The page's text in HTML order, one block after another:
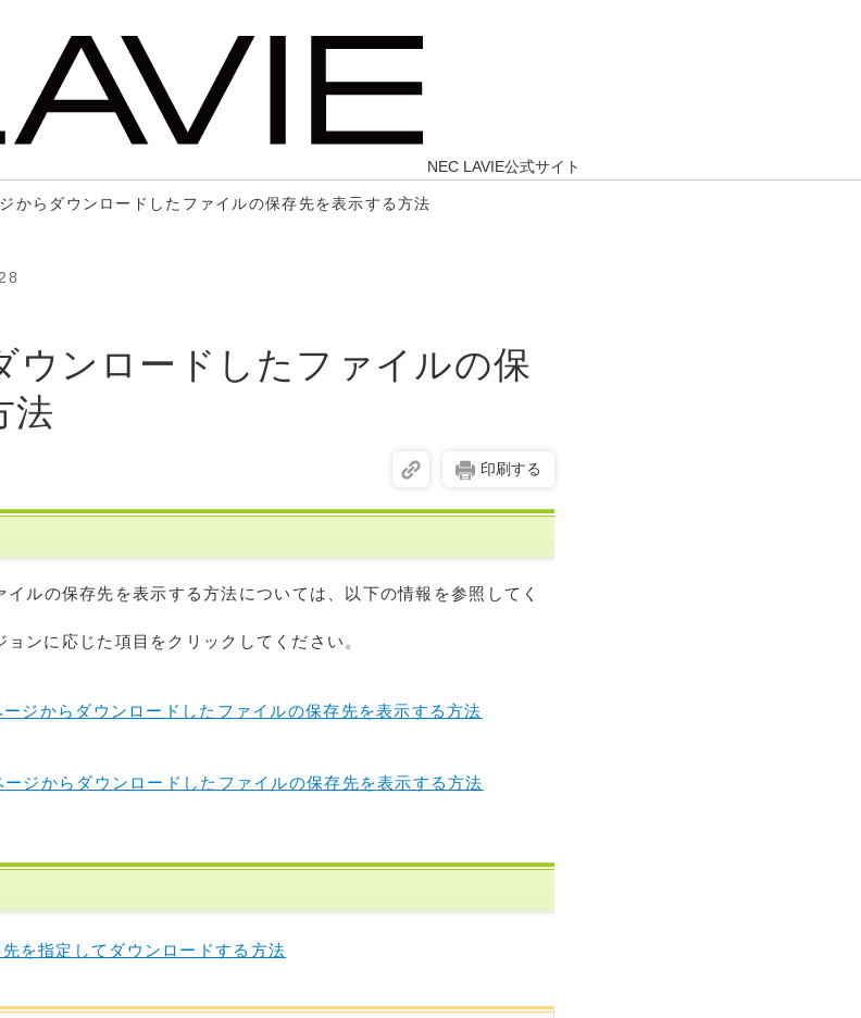
NEC LAVIE公式サイト
からダウンロードしたファイルの保存先を表示する方法
ウンロードしたファイルの保
法
印刷する
ルの保存先を表示する方法については、以下の情報を参照してく
ンに応じた項目をクリックしてください。
ジからダウンロードしたファイルの保存先を表示する方法
ジからダウンロードしたファイルの保存先を表示する方法
を指定してダウンロードする方法